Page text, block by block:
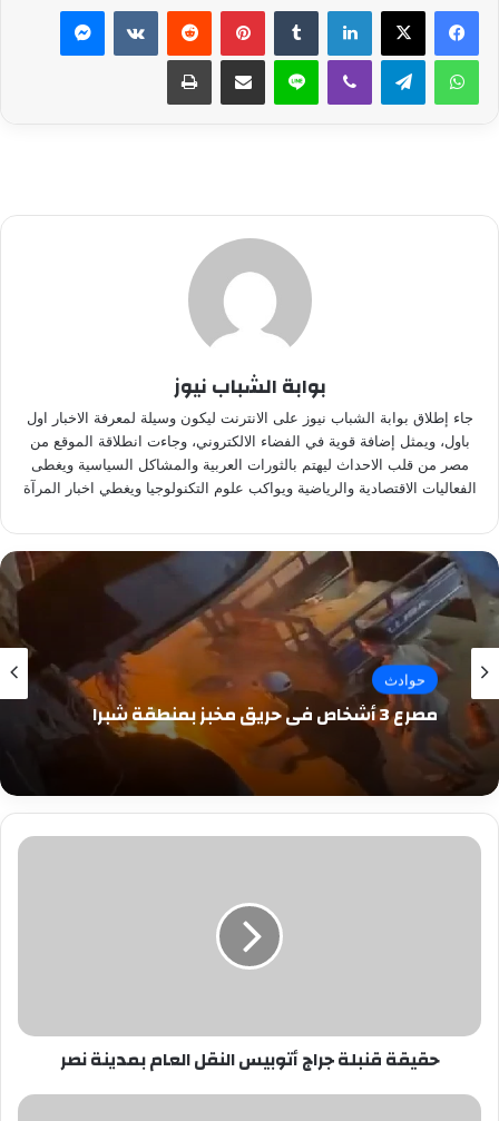
لينكدإن بينتيريست ماسنجر
واتساب تيلقرام ڤايبر لاين مشاركة عبر البريد طباعة
بوابة الشباب نيوز
جاء إطلاق بوابة الشباب نيوز على الانترنت ليكون وسيلة لمعرفة الاخبار اول
باول، ويمثل إضافة قوية في الفضاء الالكتروني، وجاءت انطلاقة الموقع من
مصر من قلب الاحداث ليهتم بالثورات العربية والمشاكل السياسية ويغطى
الفعاليات الاقتصادية والرياضية ويواكب علوم التكنولوجيا ويغطي اخبار المرآة
حوادث
مصرع 3 أشخاص في حريق مخبز بمنطقة شبرا
حقيقة
حقيقة قنبلة جراج أتوبيس النقل العام بمدينة نصر
بقرار